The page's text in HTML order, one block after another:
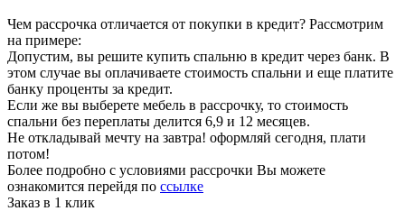
Чем рассрочка отличается от покупки в кредит? Рассмотрим
на примере:
Допустим, вы решите купить спальню в кредит через банк. В
этом случае вы оплачиваете стоимость спальни и еще платите
банку проценты за кредит.
Если же вы выберете мебель в рассрочку, то стоимость
спальни без переплаты делится 6,9 и 12 месяцев.
Не откладывай мечту на завтра! оформляй сегодня, плати
потом!
Более подробно с условиями рассрочки Вы можете
ознакомится перейдя по ссылке
Заказ в 1 клик